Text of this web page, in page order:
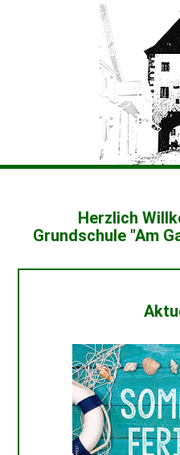
Herzlich
Grundschule "Am